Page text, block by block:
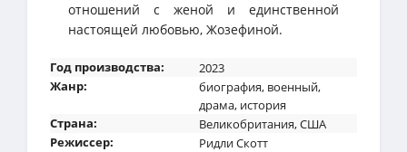
отношений с женой и единственной
настоящей любовью, Жозефиной.
Год производства:
2023
Жанр:
биография, военный,
драма, история
Страна:
Великобритания,США
Режиссер:
Ридли Скотт